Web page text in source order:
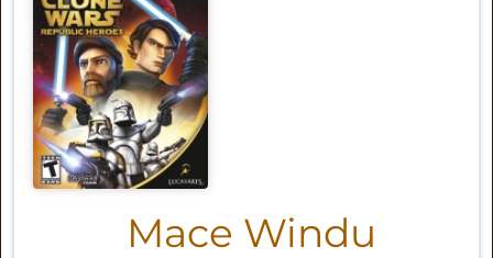
Mace Windu